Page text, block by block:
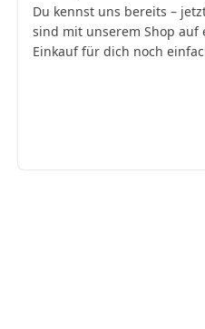
Du kennst uns bereits –
sind mit unserem Shop auf
Einkauf für dich noch